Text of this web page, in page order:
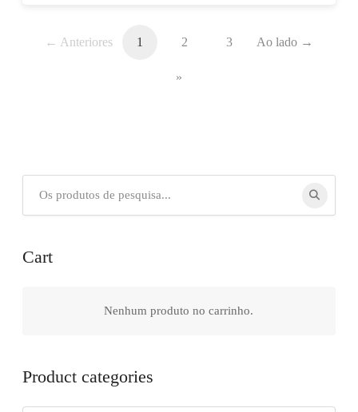
← Anteriores 1 2 3 Ao lado →
»
Cart
Nenhum produto no carrinho.
Product categories